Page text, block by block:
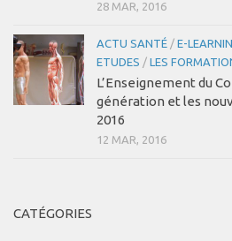
28 MAR, 2016
ACTU SANTÉ / E-
ETUDES / LES
L’Enseignement du
génération et les
2016
12 MAR, 2016
CATÉGORIES